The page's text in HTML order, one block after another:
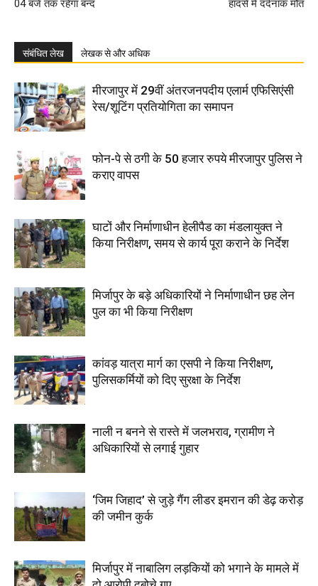
04 बजे तक रहेगा बन्द
हादसे में दर्दनाक मौत
संबंधित लेख लेखक से और अधिक
मीरजापुर में 29वीं अंतरजनपदीय एलार्म एफिसिएंसी
रेस/शूटिंग प्रतियोगिता का समापन
फोन-पे से ठगी के 50 हजार रुपये मीरजापुर पुलिस ने
कराए वापस
घाटों और निर्माणाधीन हेलीपैड का मंडलायुक्त ने
किया निरीक्षण, समय से कार्य पूरा कराने के निर्देश
मिर्जापुर के बड़े अधिकारियों ने निर्माणाधीन छह लेन
पुल का भी किया निरीक्षण
कांवड़ यात्रा मार्ग का एसपी ने किया निरीक्षण,
पुलिसकर्मियों को दिए सुरक्षा के निर्देश
नाली न बनने से रास्ते में जलभराव, ग्रामीण ने
अधिकारियों से लगाई गुहार
‘जिम जिहाद’ से जुड़े गैंग लीडर इमरान की डेढ़ करोड़
की जमीन कुर्क
मिर्जापुर में नाबालिग लड़कियों को भगाने के मामले में